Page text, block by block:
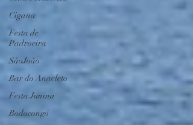
Cigana
Festa de
Padroeira
SãoJoão
Bar do Anacleto
Festa Junina
Bodocongó